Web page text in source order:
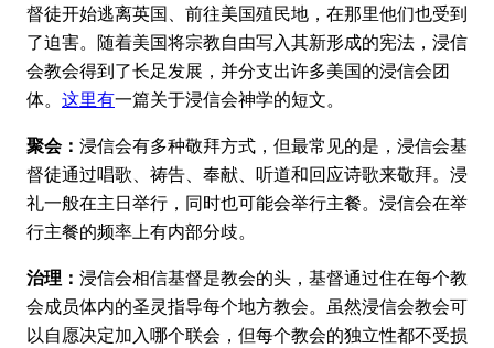
督徒开始逃离英国、前往美国殖民地，在那里他们也受到
了迫害。随着美国将宗教自由写入其新形成的宪法，浸信
会教会得到了长足发展，并分支出许多美国的浸信会团
体。 这里有一篇关于浸信会神学的短文。
聚会： 浸信会有多种敬拜方式，但最常见的是，浸信会基
督徒通过唱歌、祷告、奉献、听道和回应诗歌来敬拜。浸
礼一般在主日举行，同时也可能会举行主餐。浸信会在举
行主餐的频率上有内部分歧。
治理： 浸信会相信基督是教会的头，基督通过住在每个教
会成员体内的圣灵指导每个地方教会。虽然浸信会教会可
以自愿决定加入哪个联会，但每个教会的独立性都不受损